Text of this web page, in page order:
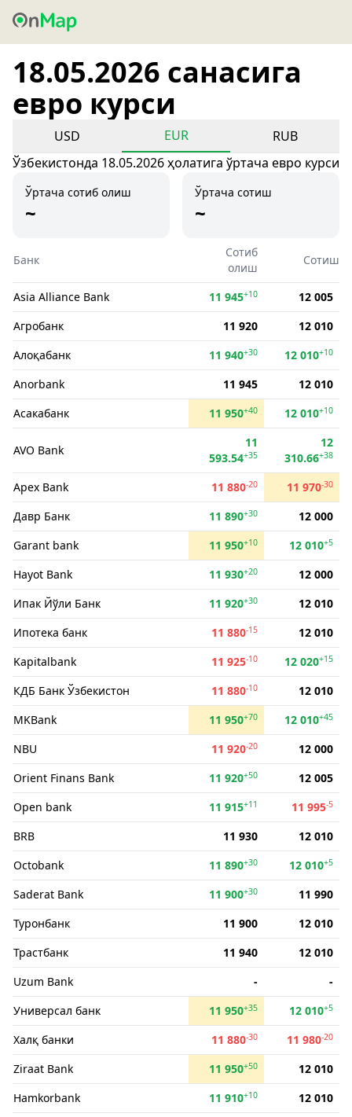
18.05.2026 санасига
евро курси
USD EUR
RUB
Ўзбекистонда 18.05.2026 ҳолатига ўртача евро курси
Ўртача сотиб олиш
~
Ўртача сотиш
~
Банк
Сотиб
олиш
Сотиш
Asia Alliance Bank 11 945+10
12 005
Агробанк
11 920
12 010
Алоқабанк
11 940+30 12 010+10
Anorbank 11 945
12 010
Асакабанк
11 950+40 12 010+10
AVO Bank
11
593.54+35
12
310.66+38
Apex Bank 11 880-20 11 970-30
Давр Банк 11 890+30
12 000
Garant bank
11 950+10 12 010+5
Hayot Bank 11 930+20
12 000
Ипак Йўли Банк
11 920+30
12 010
Ипотека банк
11 880-15
12 010
Kapitalbank
11 925-10 12 020+15
КДБ Банк Ўзбекистон 11 880-10
12 010
MKBank
11 950+70 12 010+45
NBU 11 920-20
12 000
Orient Finans Bank
11 920+50
12 005
Open bank
11 915+11 11 995-5
BRB 11 930
12 010
Octobank
11 890+30 12 010+5
Saderat Bank 11 900+30
11 990
Туронбанк
11 900
12 010
Трастбанк
11 940
12 010
Uzum Bank
-
-
Универсал банк
11 950+35 12 010+5
Халқ банки 11 880-30 11 980-20
Ziraat Bank 11 950+50
12 010
Hamkorbank
11 910+10
12 010